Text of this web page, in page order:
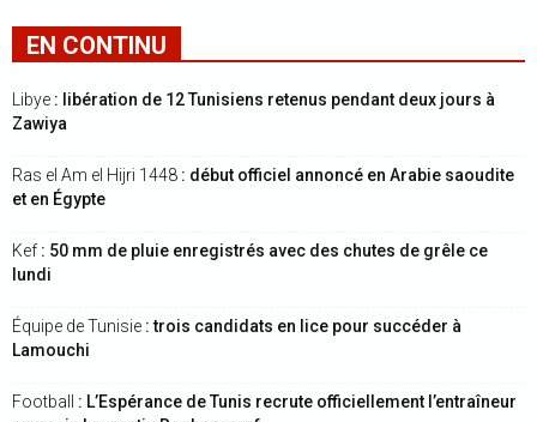
EN CONTINU
Libye : libération de 12 Tunisiens retenus pendant deux jours à
Zawiya
Ras el Am el Hijri 1448 : début officiel annoncé en Arabie saoudite
et en Égypte
Kef : 50 mm de pluie enregistrés avec des chutes de grêle ce
lundi
Équipe de Tunisie : trois candidats en lice pour succéder à
Lamouchi
Football
: L’Espérance de Tunis recrute officiellement l’entraîneur